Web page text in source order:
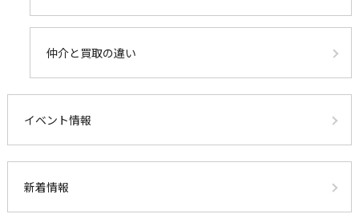
仲介と買取の違い
イベント情報
新着情報